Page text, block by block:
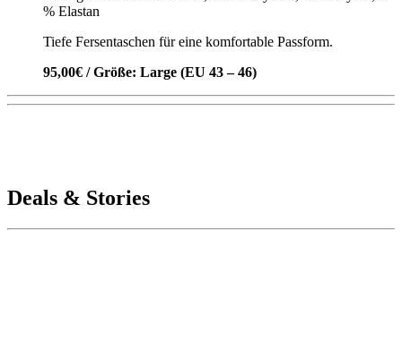
% Elastan
Tiefe Fersentaschen für eine komfortable Passform.
95,00€ / Größe: Large (EU 43 – 46)
Deals & Stories